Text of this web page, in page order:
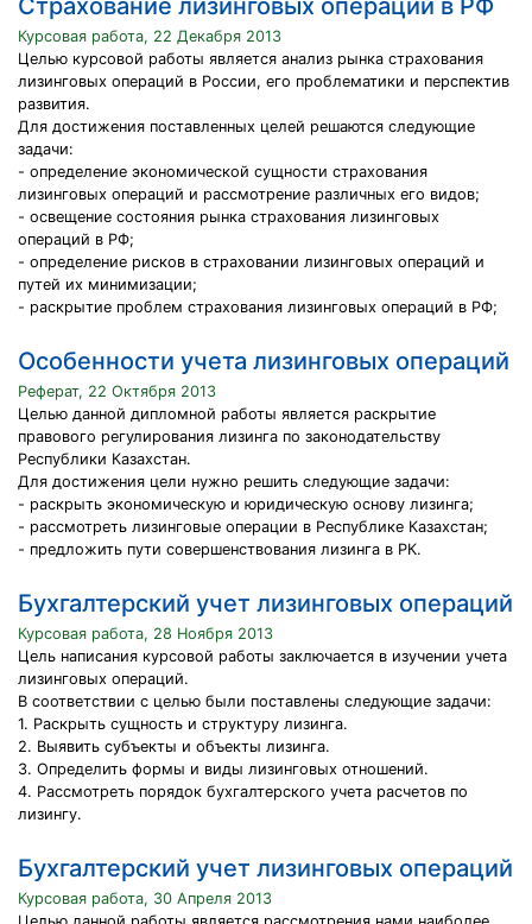
Страхование лизинговых операций в РФ
Курсовая работа, 22 Декабря 2013
Целью курсовой работы является анализ рынка страхования
лизинговых операций в России, его проблематики и перспектив
развития.
Для достижения поставленных целей решаются следующие
задачи:
- определение экономической сущности страхования
лизинговых операций и рассмотрение различных его видов;
- освещение состояния рынка страхования лизинговых
операций в РФ;
- определение рисков в страховании лизинговых операций и
путей их минимизации;
- раскрытие проблем страхования лизинговых операций в РФ;
Особенности учета лизинговых операций
Реферат, 22 Октября 2013
Целью данной дипломной работы является раскрытие
правового регулирования лизинга по законодательству
Республики Казахстан.
Для достижения цели нужно решить следующие задачи:
- раскрыть экономическую и юридическую основу лизинга;
- рассмотреть лизинговые операции в Республике Казахстан;
- предложить пути совершенствования лизинга в РК.
Бухгалтерский учет лизинговых операций
Курсовая работа, 28 Ноября 2013
Цель написания курсовой работы заключается в изучении учета
лизинговых операций.
В соответствии с целью были поставлены следующие задачи:
1. Раскрыть сущность и структуру лизинга.
2. Выявить субъекты и объекты лизинга.
3. Определить формы и виды лизинговых отношений.
4. Рассмотреть порядок бухгалтерского учета расчетов по
лизингу.
Бухгалтерский учет лизинговых операций
Курсовая работа, 30 Апреля 2013